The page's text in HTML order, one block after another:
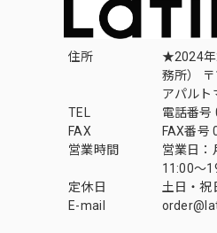
住所
★2024年
務所）
アパルト
TEL
電話番
FAX
FAX番号
営業時間
営業日：
11:00〜
定休日
土日・祝
E-mail